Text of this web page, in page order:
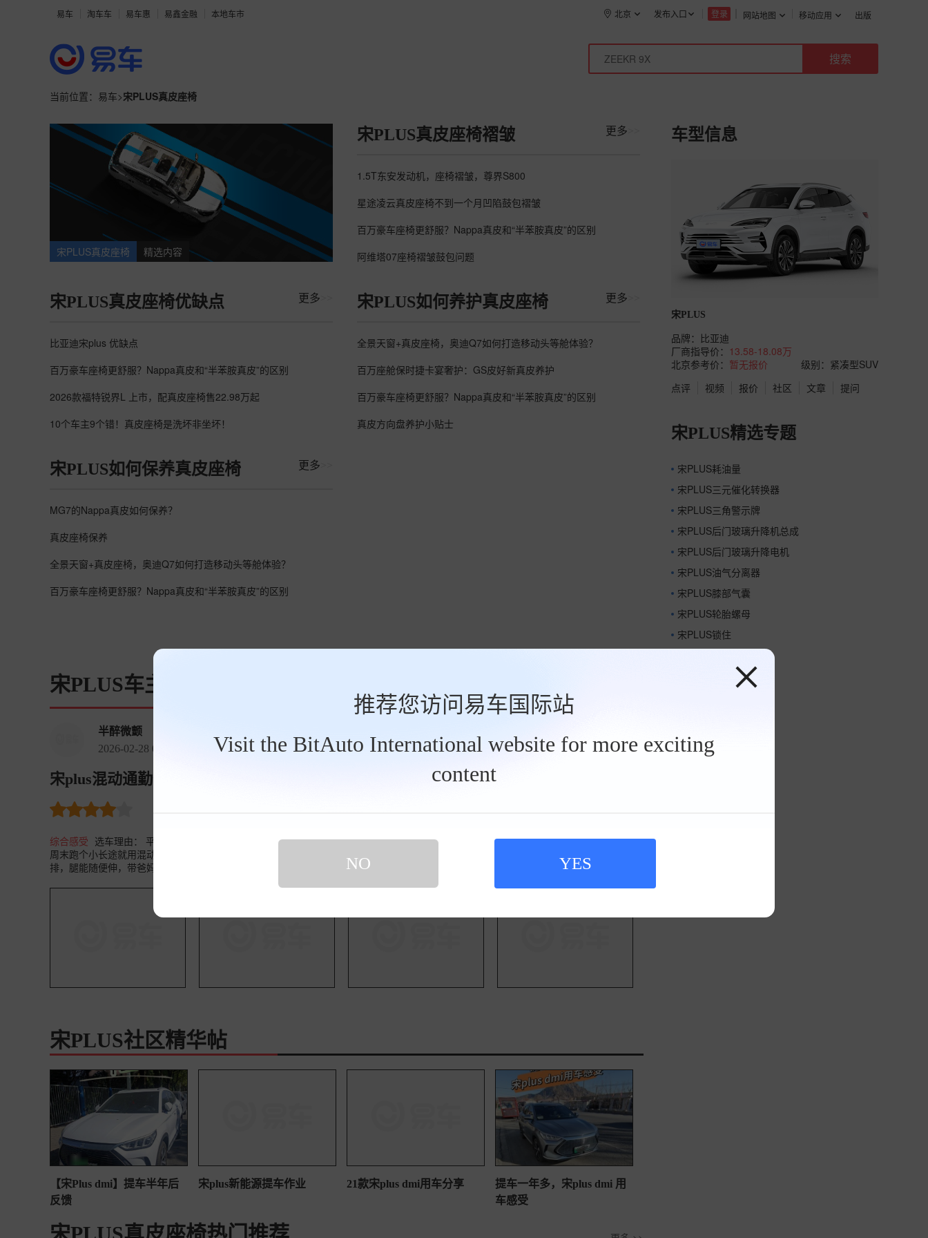
易车 淘车车 易车惠 易鑫金融 本地车市 网站地图 移动应用 出版
登录
发布入口
北京
推荐您访问易车国际站
Visit the BitAuto International website for more exciting
content
NO YES
当前位置： 易车>宋PLUS真皮座椅
宋PLUS真皮座椅 精选内容
宋PLUS真皮座椅褶皱 更多
1.5T东安发动机，座椅褶皱，尊界S800
星途凌云真皮座椅不到一个月凹陷鼓包褶皱
百万豪车座椅更舒服？Nappa真皮和“半苯胺真皮”的区别
阿维塔07座椅褶皱鼓包问题
宋PLUS真皮座椅优缺点 更多
比亚迪宋plus 优缺点
百万豪车座椅更舒服？Nappa真皮和“半苯胺真皮”的区别
2026款福特锐界L 上市，配真皮座椅售22.98万起
10个车主9个错！真皮座椅是洗坏非坐坏！
宋PLUS如何养护真皮座椅 更多
全景天窗+真皮座椅，奥迪Q7如何打造移动头等舱体验？
百万座舱保时捷卡宴奢护：GS皮好新真皮养护
百万豪车座椅更舒服？Nappa真皮和“半苯胺真皮”的区别
真皮方向盘养护小贴士
宋PLUS如何保养真皮座椅 更多
MG7的Nappa真皮如何保养？
真皮座椅保养
全景天窗+真皮座椅，奥迪Q7如何打造移动头等舱体验？
百万豪车座椅更舒服？Nappa真皮和“半苯胺真皮”的区别
宋PLUS车主点评
半醉微颤
2026-02-28 09:53:47
宋plus混动通勤省油，空间舒适实用 宋PLUS 2025款 DM-i 智驾版 1.5L 112km 尊荣型
综合感受 选车理由： 平时市区里上下班基本都用电，家里装了充电桩，一度电才几毛钱，通勤成本几乎可以忽略不计，比挤地铁还划算。
周末跑个小长途就用混动，油耗也就4个多，跑高速的话可能会到6个左右，但比起纯油车还是省太多了。空间是真的大，我175的个子坐后
排，腿能随便伸，带爸妈出门他们都说舒服，后备箱塞下两个行李
查看完整点评 >>
宋PLUS社区精华帖
【宋Plus dmi】提车半年后
反馈
宋plus新能源提车作业 21款宋plus dmi用车分享
提车一年多，宋plus dmi 用
车感受
车型信息
宋PLUS
品牌： 比亚迪
厂商指导价： 13.58-18.08万
北京参考价： 暂无报价
级别：紧凑型SUV
点评
视频 报价 社区 文章 提问
宋PLUS精选专题
宋PLUS耗油量
宋PLUS三元催化转换器
宋PLUS三角警示牌
宋PLUS后门玻璃升降机总成
宋PLUS后门玻璃升降电机
宋PLUS油气分离器
宋PLUS膝部气囊
宋PLUS轮胎螺母
宋PLUS锁住